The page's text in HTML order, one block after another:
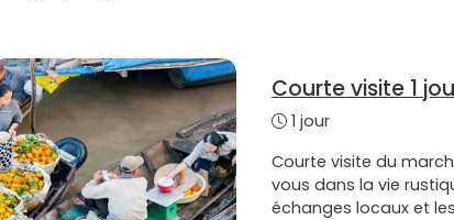
Courte visite 1
1 jour
Courte visite du
vous dans la vie
échanges locaux et